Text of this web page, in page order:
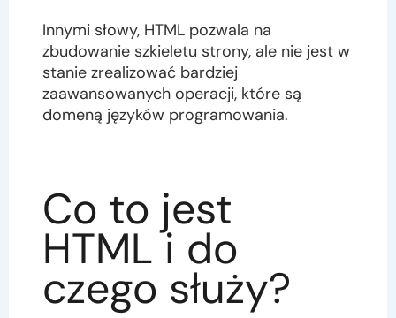
Innymi słowy, HTML pozwala na
zbudowanie szkieletu strony, ale nie jest w
stanie zrealizować bardziej
zaawansowanych operacji, które są
domeną języków programowania.
Co to jest
HTML i do
czego służy?